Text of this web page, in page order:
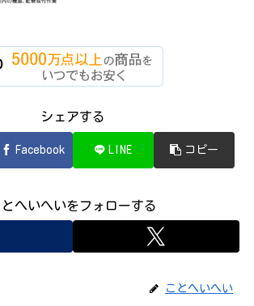
シェアする
Facebook LINE コピー
とへいへいをフォローする
ことへいへい